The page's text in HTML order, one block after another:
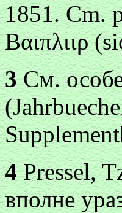
1851. Cm.
Βαιπλιιρ
3См.
4Pressel,
вполне